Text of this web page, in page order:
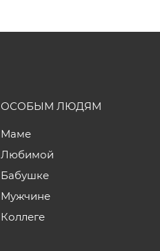
ОСОБЫМ ЛЮДЯМ
Маме
Любимой
Бабушке
Мужчине
Коллеге